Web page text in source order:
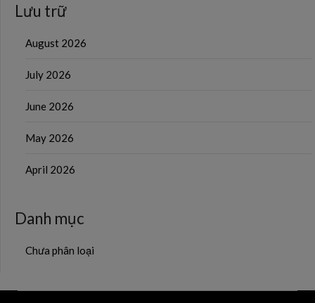
Lưu trữ
August 2026
July 2026
June 2026
May 2026
April 2026
Danh mục
Chưa phân loại